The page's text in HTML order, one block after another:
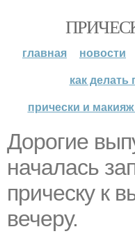
главная новости
как
прически и
Дорогие
началась
прическу к
вечеру.